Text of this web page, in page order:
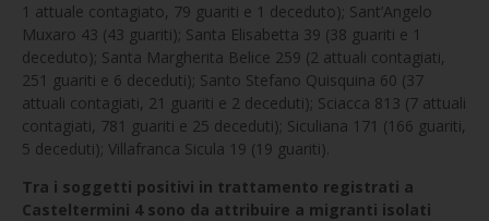
1 attuale contagiato, 79 guariti e 1 deceduto); Sant’Angelo
Muxaro 43 (43 guariti); Santa Elisabetta 39 (38 guariti e 1
deceduto); Santa Margherita Belice 259 (2 attuali contagiati,
251 guariti e 6 deceduti); Santo Stefano Quisquina 60 (37
attuali contagiati, 21 guariti e 2 deceduti); Sciacca 813 (7 attuali
contagiati, 781 guariti e 25 deceduti); Siculiana 171 (166 guariti,
5 deceduti); Villafranca Sicula 19 (19 guariti).
Tra i soggetti positivi in trattamento registrati a
Casteltermini 4 sono da attribuire a migranti isolati